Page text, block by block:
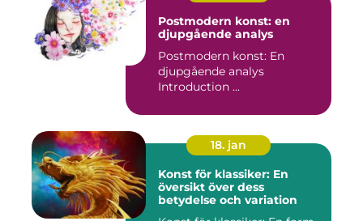
Postmodern konst: en
djupgående analys
Postmodern konst: En
djupgående analys
Introduction ...
18. jan
Konst för klassiker: En
översikt över dess
betydelse och variation